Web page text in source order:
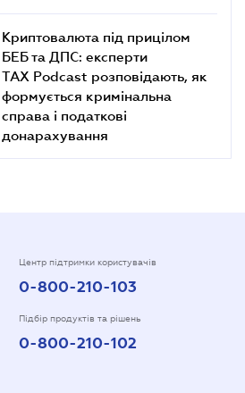
Криптовалюта під прицілом
БЕБ та ДПС: експерти
TAX Podcast розповідають, як
формується кримінальна
справа і податкові
донарахування
Центр підтримки користувачів
0-800-210-103
Підбір продуктів та рішень
0-800-210-102